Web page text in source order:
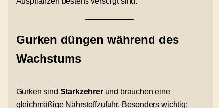
Gurken düngen während des
Wachstums
Gurken sind Starkzehrerund brauchen eine
gleichmäßige Nährstoffzufuhr. Besonders wichtig: